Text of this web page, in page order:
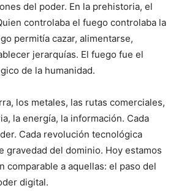
del poder. En la prehistoria, el
controlaba el fuego controlaba la
permitía cazar, alimentarse,
jerarquías. El fuego fue el
de la humanidad.
los metales, las rutas comerciales,
la energía, la información. Cada
Cada revolución tecnológica
gravedad del dominio. Hoy estamos
comparable a aquellas: el paso del
digital.